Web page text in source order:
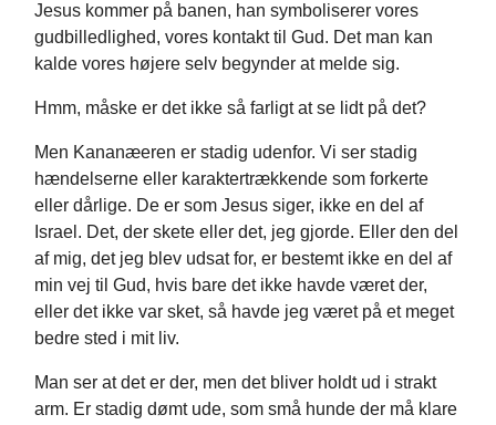
Jesus kommer på banen, han symboliserer vores
gudbilledlighed, vores kontakt til Gud. Det man kan
kalde vores højere selv begynder at melde sig.
Hmm, måske er det ikke så farligt at se lidt på det?
Men Kananæeren er stadig udenfor. Vi ser stadig
hændelserne eller karaktertrækkende som forkerte
eller dårlige. De er som Jesus siger, ikke en del af
Israel. Det, der skete eller det, jeg gjorde. Eller den del
af mig, det jeg blev udsat for, er bestemt ikke en del af
min vej til Gud, hvis bare det ikke havde været der,
eller det ikke var sket, så havde jeg været på et meget
bedre sted i mit liv.
Man ser at det er der, men det bliver holdt ud i strakt
arm. Er stadig dømt ude, som små hunde der må klare